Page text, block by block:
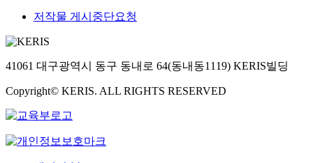
저작물 게시중단요청
41061 대구광역시 동구 동내로 64(동내동1119) KERIS빌딩
Copyright© KERIS. ALL RIGHTS RESERVED